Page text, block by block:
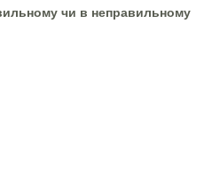
чи в неправильному